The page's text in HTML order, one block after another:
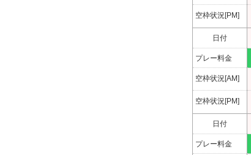
空枠状況[PM]
日付
プレー料金
空枠状況[AM]
空枠状況[PM]
日付
プレー料金